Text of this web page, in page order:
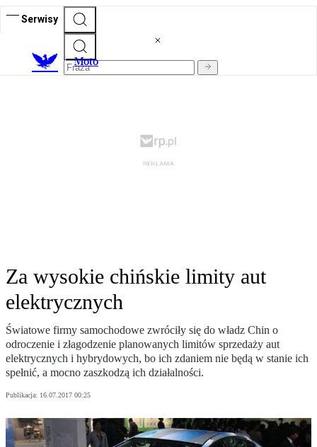
Serwisy
Moto
Za wysokie chińskie limity aut
elektrycznych
Światowe firmy samochodowe zwróciły się do władz Chin o
odroczenie i złagodzenie planowanych limitów sprzedaży aut
elektrycznych i hybrydowych, bo ich zdaniem nie będą w stanie ich
spełnić, a mocno zaszkodzą ich działalności.
Publikacja: 16.07.2017 00:25